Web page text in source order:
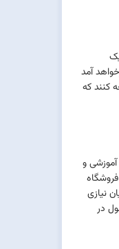
آمد
کنند که
و
نیازی
در